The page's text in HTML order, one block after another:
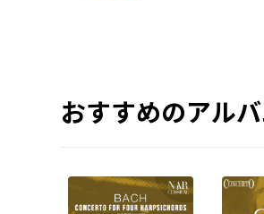
おすすめのアル